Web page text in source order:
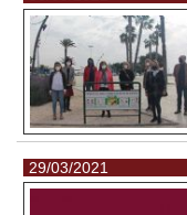
29/03/2021